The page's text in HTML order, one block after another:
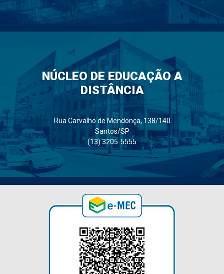
NÚCLEO DE EDUCAÇÃO A
DISTÂNCIA
Rua Carvalho de Mendonça, 138/140
Santos/SP
(13) 3205-5555